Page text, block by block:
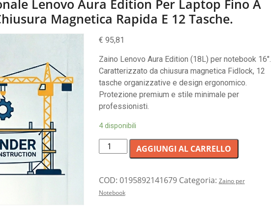
Lenovo Aura Edition Per Laptop Fino A
Magnetica Rapida E 12 Tasche.
€ 95,81
Zaino Lenovo Aura Edition (18L) per notebook 16″.
Caratterizzato da chiusura magnetica Fidlock, 12
tasche organizzative e design ergonomico.
Protezione premium e stile minimale per
professionisti.
4 disponibili
Zaino
professionale
Aura
Edition
AGGIUNGI AL CARRELLO
COD: 0195892141679 Categoria: Zaino per
Notebook